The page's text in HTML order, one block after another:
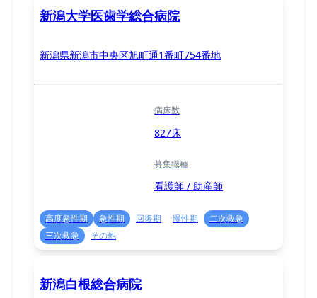
新潟大学医歯学総合病院
新潟県新潟市中央区旭町通1番町754番地
病床数
827床
募集職種
看護師 / 助産師
高度急性期 急性期 回復期 慢性期
二次救急
三次救急
その他
新潟白根総合病院